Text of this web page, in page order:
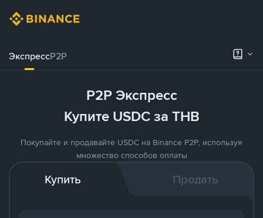
ЭкспрессP2P
P2P Экспресс
Купите USDC за THB
Покупайте и продавайте USDC на Binance P2P, используя
множество способов оплаты
Купить Продать